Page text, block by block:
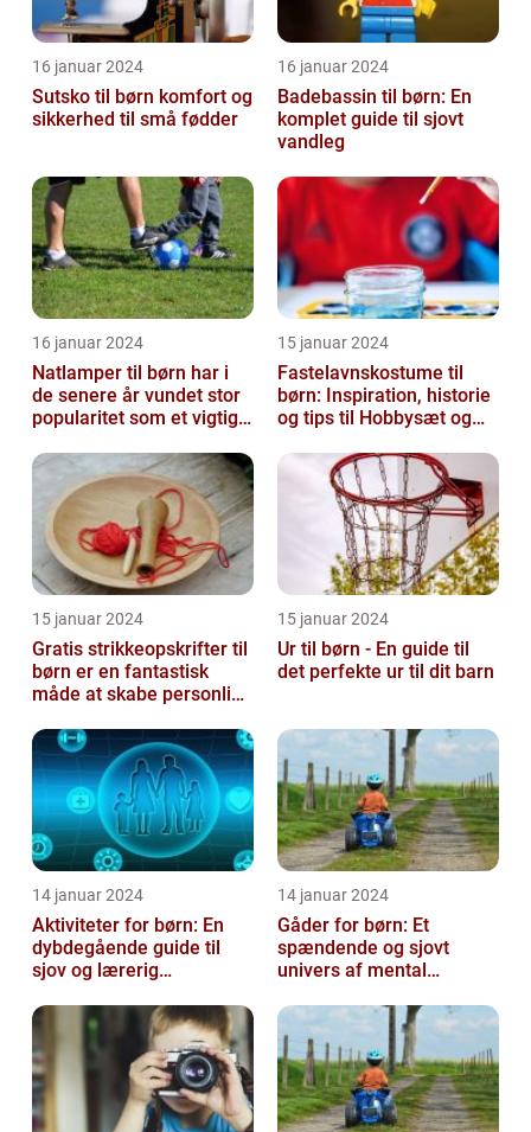
16 januar 2024
Sutsko til børn komfort og
sikkerhed til små fødder
16 januar 2024
Badebassin til børn: En
komplet guide til sjovt
vandleg
16 januar 2024
Natlamper til børn har i
de senere år vundet stor
popularitet som et vigtigt
børneværelset...
15 januar 2024
Fastelavnskostume til
børn: Inspiration, historie
og tips til Hobbysæt og
15 januar 2024
Gratis strikkeopskrifter til
børn er en fantastisk
måde at skabe personlige
15 januar 2024
Ur til børn - En guide til
det perfekte ur til dit barn
14 januar 2024
Aktiviteter for børn: En
dybdegående guide til
sjov og lærerig
14 januar 2024
Gåder for børn: Et
spændende og sjovt
univers af mental